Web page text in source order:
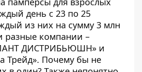
день с 23 по 25
из них на сумму 3 млн
разные компании –
ДИСТРИБЬЮШН» и
Трейд». Почему бы не